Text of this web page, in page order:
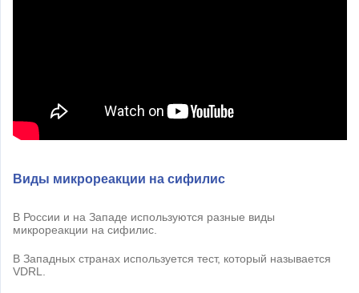
Виды микрореакции на сифилис
В России и на Западе используются разные виды
микрореакции на сифилис.
В Западных странах используется тест, который называется
VDRL.